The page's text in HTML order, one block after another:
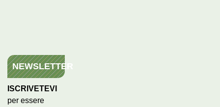
NEWSLETTER
ISCRIVETEVI
per essere